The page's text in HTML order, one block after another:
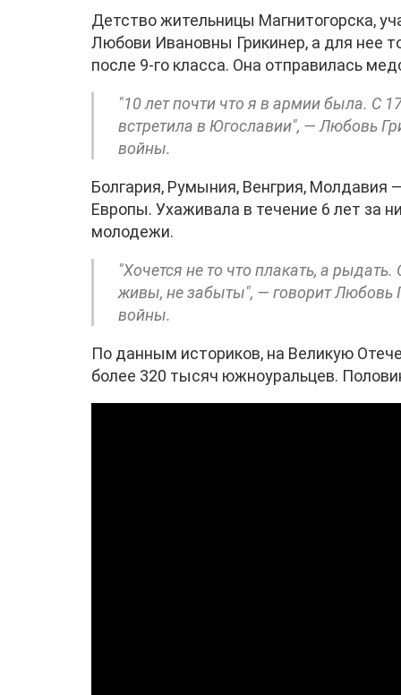
Детство жительницы Магнитогорска,
Любови Ивановны Грикинер, а для нее
после 9-го класса. Она отправилась
"10 лет почти что я в армии была. С
встретила в Югославии", — Любовь
войны.
Болгария, Румыния, Венгрия,
Европы. Ухаживала в течение 6 лет за
молодежи.
"Хочется не то что плакать, а
живы, не забыты", — говорит Любовь
войны.
По данным историков, на Великую
более 320 тысяч южноуральцев.